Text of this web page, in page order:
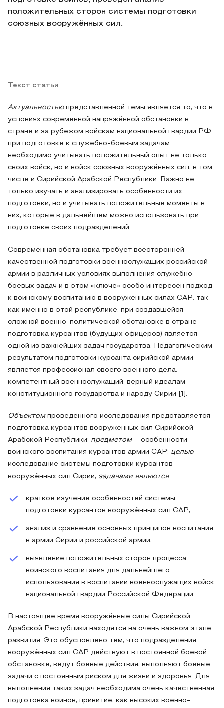
положительных сторон системы подготовки
союзных вооружённых сил.
Текст статьи
Актуальностьюпредставленной темы является то, что в
условиях современной напряжённой обстановки в
стране и за рубежом войскам национальной гвардии РФ
при подготовке к служебно-боевым задачам
необходимо учитывать положительный опыт не только
своих войск, но и войск союзных вооружённых сил, в том
числе и Сирийской Арабской Республики. Важно не
только изучать и анализировать особенности их
подготовки, но и учитывать положительные моменты в
них, которые в дальнейшем можно использовать при
подготовке своих подразделений.
Современная обстановка требует всесторонней
качественной подготовки военнослужащих российской
армии в различных условиях выполнения служебно-
боевых задач и в этом «ключе» особо интересен подход
к воинскому воспитанию в вооруженных силах САР, так
как именно в этой республике, при создавшейся
сложной военно-политической обстановке в стране
подготовка курсантов (будущих офицеров) является
одной из важнейших задач государства. Педагогическим
результатом подготовки курсанта сирийской армии
является профессионал своего военного дела,
компетентный военнослужащий, верный идеалам
конституционного государства и народу Сирии [1].
Объектомпроведенного исследования представляется
подготовка курсантов вооружённых сил Сирийской
Арабской Республики; предметом– особенности
воинского воспитания курсантов армии САР; целью –
исследование системы подготовки курсантов
вооружённых сил Сирии; задачами являются:
краткое изучение особенностей системы
подготовки курсантов вооружённых сил САР;
анализ и сравнение основных принципов воспитания
в армии Сирии и российской армии;
выявление положительных сторон процесса
воинского воспитания для дальнейшего
использования в воспитании военнослужащих войск
национальной гвардии Российской Федерации.
В настоящее время вооружённые силы Сирийской
Арабской Республики находятся на очень важном этапе
развития. Это обусловлено тем, что подразделения
вооружённых сил САР действуют в постоянной боевой
обстановке, ведут боевые действия, выполняют боевые
задачи с постоянным риском для жизни и здоровья. Для
выполнения таких задач необходима очень качественная
подготовка воинов, привитие, как высоких военно-